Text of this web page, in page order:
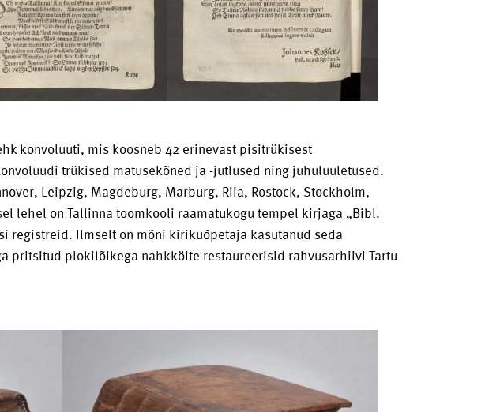
konvoluuti, mis koosneb 42 erinevast pisitrükisest
trükised matusekõned ja -jutlused ning juhuluuletused.
Leipzig, Magdeburg, Marburg, Riia, Rostock, Stockholm,
lehel on Tallinna toomkooli raamatukogu tempel kirjaga „Bibl.
registreid. Ilmselt on mõni kirikuõpetaja kasutanud seda
pritsitud plokilõikega nahkköite restaureerisid rahvusarhiivi Tartu